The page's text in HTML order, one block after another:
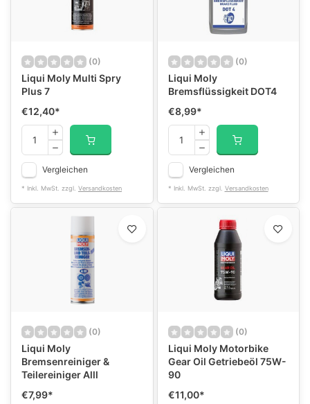
(0)
Liqui Moly Multi Spry
Plus 7
€12,40*
Vergleichen
* Inkl. MwSt. zzgl. Versandkosten
(0)
Liqui Moly
Bremsflüssigkeit DOT4
€8,99*
Vergleichen
* Inkl. MwSt. zzgl. Versandkosten
(0)
Liqui Moly
Bremsenreiniger &
Teilereiniger Alll
€7,99*
(0)
Liqui Moly Motorbike
Gear Oil Getriebeöl 75W-
90
€11,00*